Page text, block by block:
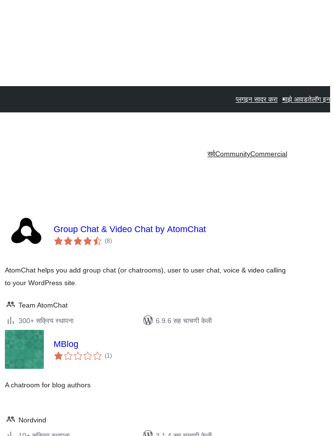
प्लगइन सादर करा माझे आवडतेलॉग इन
सर्वCommunityCommercial
Group Chat & Video Chat by AtomChat
(8एकूण
मूल्यांकन
)
AtomChat helps you add group chat (or chatrooms), user to user chat, voice & video calling
to your WordPress site.
Team AtomChat
300+ सक्रिय स्थापना
6.9.6 सह चाचणी केली
MBlog
(1एकूण
मूल्यांकन
)
A chatroom for blog authors
Nordvind